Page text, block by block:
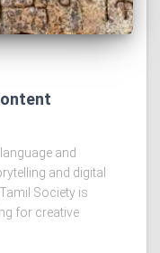
and
and digital
Society is
for creative